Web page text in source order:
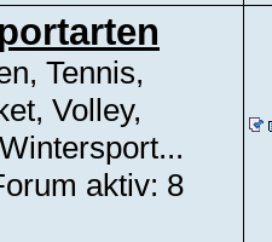
Tennis,
Volley,
aktiv: 8